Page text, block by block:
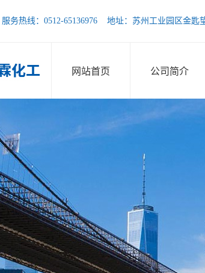
服务热线：0512-65136976 地址：苏州工业园区金匙
网站首页 公司简介